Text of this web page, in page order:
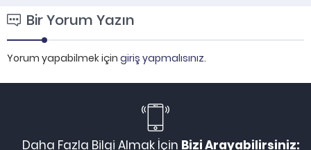
Bir Yorum Yazın
Yorum yapabilmek için giriş yapmalısınız.
Daha Fazla Bilgi Almak İçin Bizi Arayabilirsiniz: